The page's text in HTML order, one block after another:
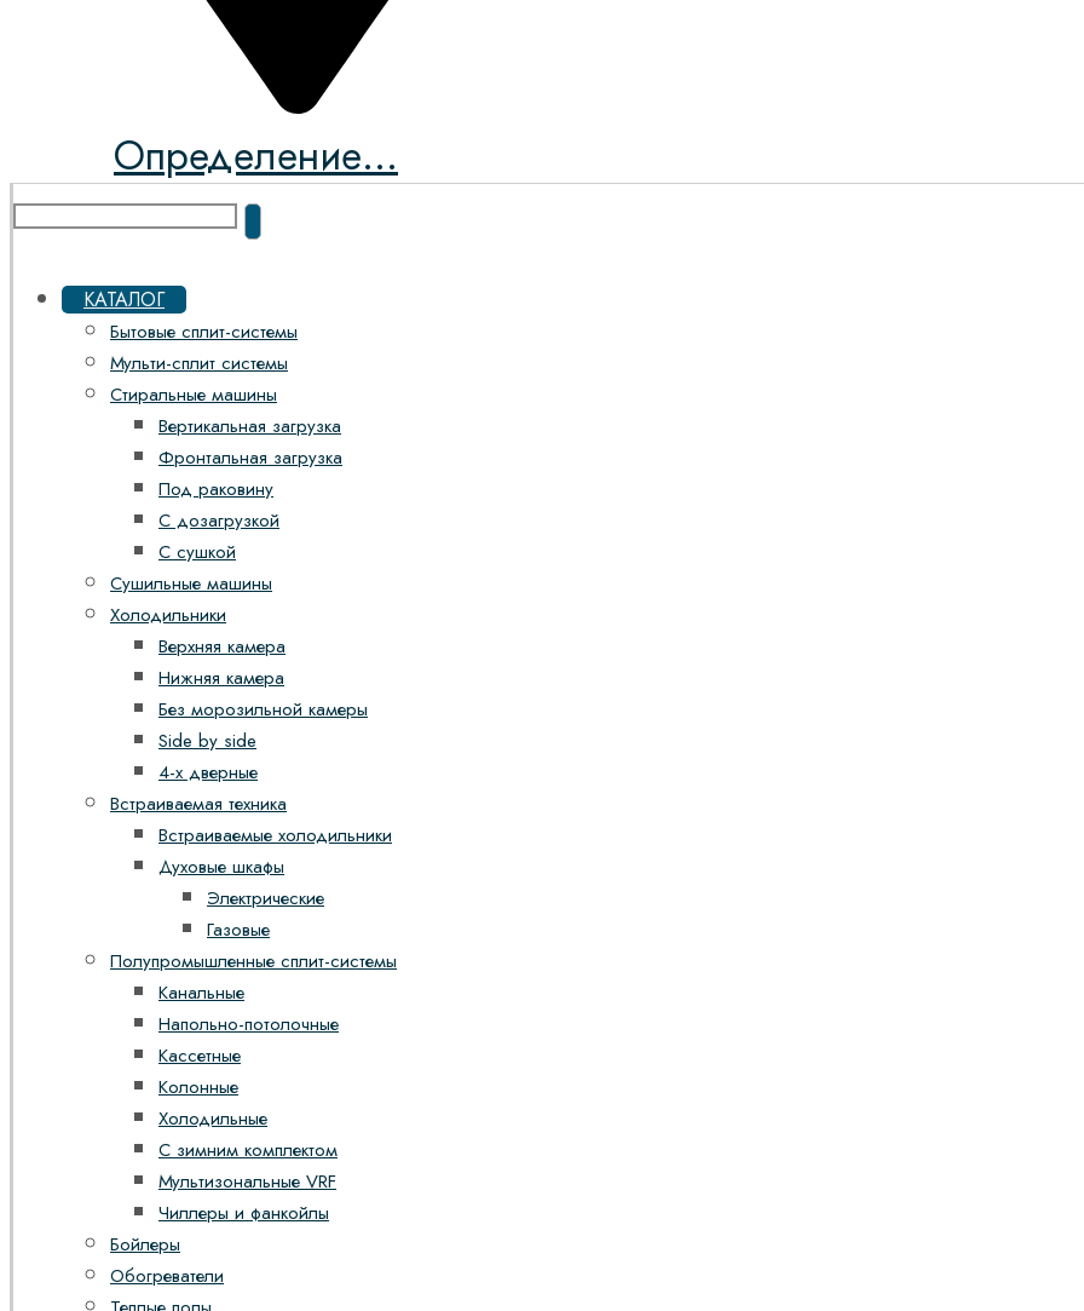
Определение...
КАТАЛОГ
Бытовые сплит-системы
Мульти-сплит системы
Стиральные машины
Вертикальная загрузка
Фронтальная загрузка
Под раковину
С дозагрузкой
С сушкой
Сушильные машины
Холодильники
Верхняя камера
Нижняя камера
Без морозильной камеры
Side by side
4-х дверные
Встраиваемая техника
Встраиваемые холодильники
Духовые шкафы
Электрические
Газовые
Полупромышленные сплит-системы
Канальные
Напольно-потолочные
Кассетные
Колонные
Холодильные
С зимним комплектом
Мультизональные VRF
Чиллеры и фанкойлы
Бойлеры
Обогреватели